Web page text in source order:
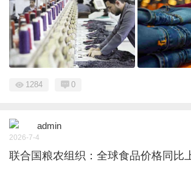
1284 0
admin
2026-7-4
联合国粮农组织：全球食品价格同比